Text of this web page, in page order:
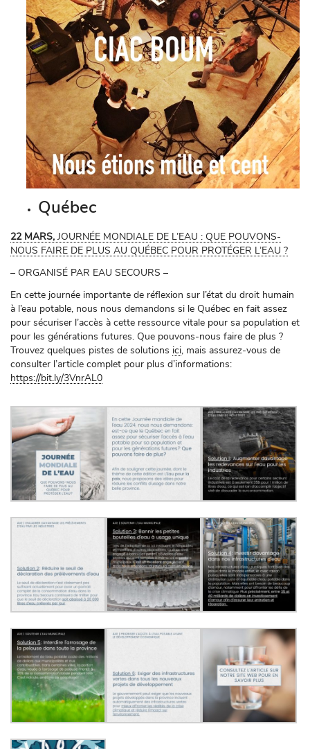
Québec
22 MARS, JOURNÉE MONDIALE DE L’EAU : QUE POUVONS-
NOUS FAIRE DE PLUS AU QUÉBEC POUR PROTÉGER L’EAU ?
– ORGANISÉ PAR EAU SECOURS –
En cette journée importante de réflexion sur l’état du droit humain
à l’eau potable, nous nous demandons si le Québec en fait assez
pour sécuriser l’accès à cette ressource vitale pour sa population et
pour les générations futures. Que pouvons-nous faire de plus ?
Trouvez quelques pistes de solutions ici , mais assurez-vous de
consulter l’article complet pour plus d’informations:
https://bit.ly/3VnrAL0